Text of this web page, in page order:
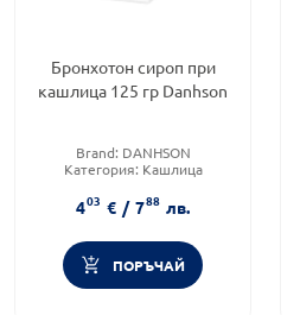
Бронхотон сироп при
кашлица 125 гр Danhson
Brand: DANHSON
Категория: Кашлица
403 € / 788 лв.
ПОРЪЧАЙ